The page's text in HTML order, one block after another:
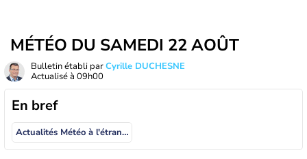
MÉTÉO DU SAMEDI 22 AOÛT
Bulletin établi parCyrille DUCHESNE
Actualisé à 09h00
En bref
Actualités Météo à l'étranger